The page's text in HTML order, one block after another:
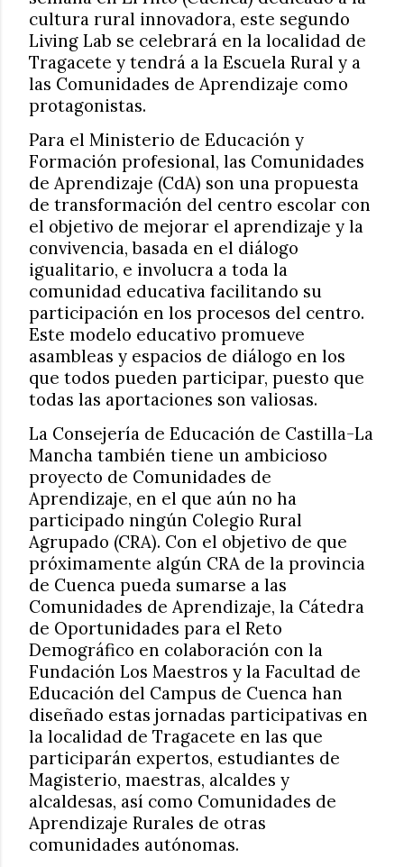
cultura rural innovadora, este segundo
Living Lab se celebrará en la localidad de
Tragacete y tendrá a la Escuela Rural y a
las Comunidades de Aprendizaje como
protagonistas.
Para el Ministerio de Educación y
Formación profesional, las Comunidades
de Aprendizaje (CdA) son una propuesta
de transformación del centro escolar con
el objetivo de mejorar el aprendizaje y la
convivencia, basada en el diálogo
igualitario, e involucra a toda la
comunidad educativa facilitando su
participación en los procesos del centro.
Este modelo educativo promueve
asambleas y espacios de diálogo en los
que todos pueden participar, puesto que
todas las aportaciones son valiosas.
La Consejería de Educación de Castilla-La
Mancha también tiene un ambicioso
proyecto de Comunidades de
Aprendizaje, en el que aún no ha
participado ningún Colegio Rural
Agrupado (CRA). Con el objetivo de que
próximamente algún CRA de la provincia
de Cuenca pueda sumarse a las
Comunidades de Aprendizaje, la Cátedra
de Oportunidades para el Reto
Demográfico en colaboración con la
Fundación Los Maestros y la Facultad de
Educación del Campus de Cuenca han
diseñado estas jornadas participativas en
la localidad de Tragacete en las que
participarán expertos, estudiantes de
Magisterio, maestras, alcaldes y
alcaldesas, así como Comunidades de
Aprendizaje Rurales de otras
comunidades autónomas.